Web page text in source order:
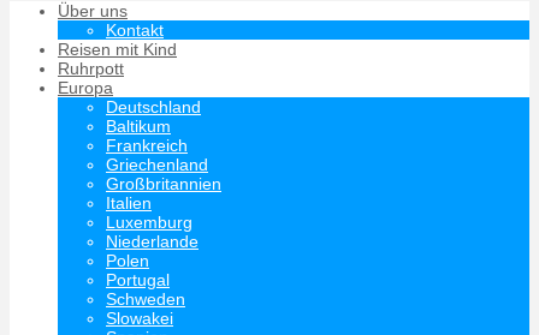
Über uns
Kontakt
Reisen mit Kind
Ruhrpott
Europa
Deutschland
Baltikum
Frankreich
Griechenland
Großbritannien
Italien
Luxemburg
Niederlande
Polen
Portugal
Schweden
Slowakei